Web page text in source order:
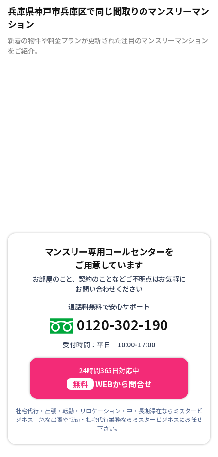
【神戸のマンスリーマンション、ウィークリーマンション
に特化】 マンスリーマンション、ウィークリーマンショ
ンといえば株式会社stoked lifeにお任せください！ 7日間
以上の中長期滞在であれば、ご利用が頂けます。当社で
は、家具・家電等の設備！！お客様の用途に応じて快適な
兵庫県神戸市兵庫区で同じ間取りのマンスリーマン
ション
新着の物件や料金プランが更新された注目のマンスリーマンション
をご紹介。
マンスリー専用コールセンターを
ご用意しています
お部屋のこと、契約のことなどご不明点はお気軽に
お問い合わせください
通話料無料で安心サポート
0120-302-190
受付時間：平日 10:00-17:00
24時間365日対応中
無料 WEBから問合せ
社宅代行・出張・転勤・リロケーション・中・長期滞在ならミスタービ
ジネス 急な出張や転勤・社宅代行業務ならミスタービジネスにお任せ
下さい。